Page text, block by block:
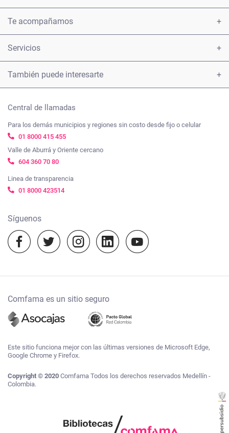
Encuéntranos
Tarifas
Beneficios
Trabaja con nosotros
Transparencia y acceso a la información pública
Términos y condiciones
Notificaciones judiciales:
notificacionesjudiciales@comfama.com.co
Te acompañamos
Presentar una petición u observación sobre los servicios
Nuestros compromisos frente a la ética y el Gobierno
Ayúdanos a mejorar, cuéntanos tu experiencia
Mapa de sitio
Servicios
Certificados
Créditos
Subsidios
Vacunación
También puede interesarte
Viajes Comfama
Cosmo Schools
Agenda Comfama
Experiencias Comfama
Temporada escolar 2023
Central de llamadas
Para los demás municipios y regiones sin costo desde fijo o celular
01 8000 415 455
Valle de Aburrá y Oriente cercano
604 360 70 80
Linea de transparencia
01 8000 423514
Síguenos
Comfama es un sitio seguro
Este sitio funciona mejor con las últimas versiones de Microsoft Edge,
Google Chrome y Firefox.
Copyright © 2020 Comfama Todos los derechos reservados Medellín -
Colombia.